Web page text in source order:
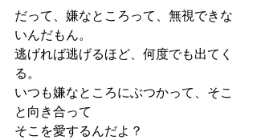
だって、嫌なところって、無視できな
いんだもん。
逃げれば逃げるほど、何度でも出てく
る。
いつも嫌なところにぶつかって、そこ
と向き合って
そこを愛するんだよ？